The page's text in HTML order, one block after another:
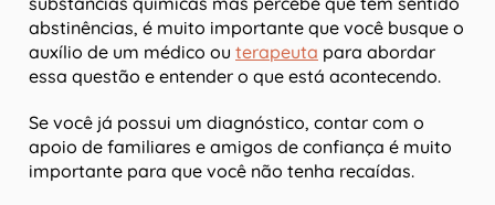
abstinências, é muito importante que você busque o
auxílio de um médico ou terapeuta para abordar
essa questão e entender o que está acontecendo.
Se você já possui um diagnóstico, contar com o
apoio de familiares e amigos de confiança é muito
importante para que você não tenha recaídas.